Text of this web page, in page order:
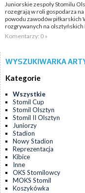
Juniorskie zespoły Stomilu
rozegrają w roli gospodarza
powodu zawodów piłkarskich
rozgrywanych na olsztyńskich
Komentarzy: 0 »
WYSZUKIWARKA
Kategorie
Wszystkie
Stomil Cup
Stomil Olsztyn
Stomil II Olsztyn
Juniorzy
Stadion
Nowy Stadion
Reprezentacja
Kibice
Inne
OKS Stomilowcy
MOKS Stomil
Koszykówka